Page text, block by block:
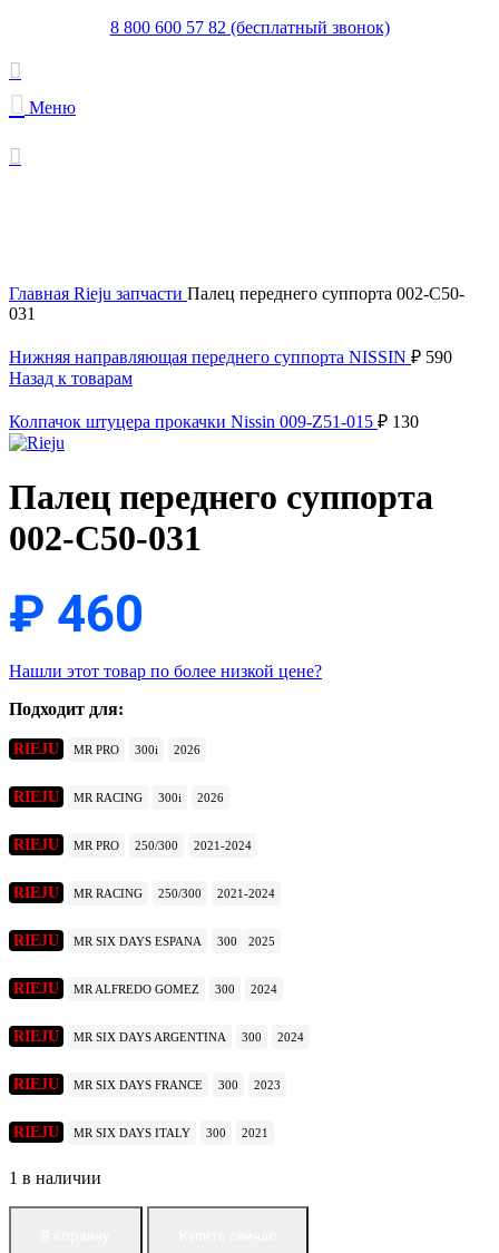
8 800 600 57 82 (бесплатный звонок)
Меню
Главная Rieju запчасти Палец переднего суппорта 002-C50-
031
Нижняя направляющая переднего суппорта NISSIN ₽ 590
Назад к товарам
Колпачок штуцера прокачки Nissin 009-Z51-015 ₽ 130
Палец переднего суппорта
002-C50-031
₽ 460
Нашли этот товар по более низкой цене?
Подходит для:
RIEJU MR PRO 300i 2026
RIEJU MR RACING 300i 2026
RIEJU MR PRO 250/300 2021-2024
RIEJU MR RACING 250/300 2021-2024
RIEJU MR SIX DAYS ESPANA 300 2025
RIEJU MR ALFREDO GOMEZ 300 2024
RIEJU MR SIX DAYS ARGENTINA 300 2024
RIEJU MR SIX DAYS FRANCE 300 2023
RIEJU MR SIX DAYS ITALY 300 2021
1 в наличии